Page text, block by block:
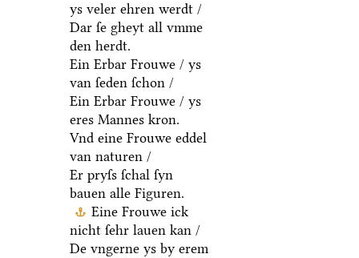
ys veler ehren werdt /
Dar ſe gheyt all vmme
den herdt.
Ein Erbar Frouwe / ys
van ſeden ſchon /
Ein Erbar Frouwe / ys
eres Mannes kron.
Vnd eine Frouwe eddel
van naturen /
Er pryſs ſchal ſyn
bauen alle Figuren.
Eine Frouwe ick
nicht ſehr lauen kan /
De vngerne ys by erem